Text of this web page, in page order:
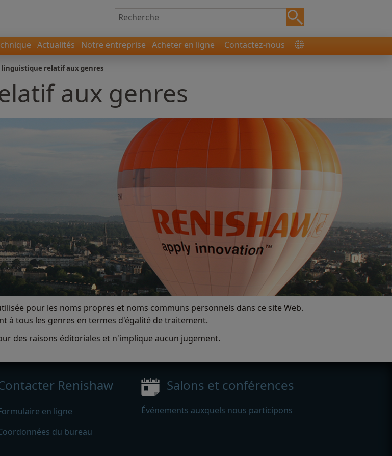
Actualités Notre entreprise Acheter en ligne Contactez-nous
linguistique relatif aux genres
aux genres
pour les noms propres et noms communs personnels dans ce site Web.
à tous les genres en termes d'égalité de traitement.
des raisons éditoriales et n'implique aucun jugement.
Renishaw
en ligne
du bureau
Salons et conférences
Événements auxquels nous participons